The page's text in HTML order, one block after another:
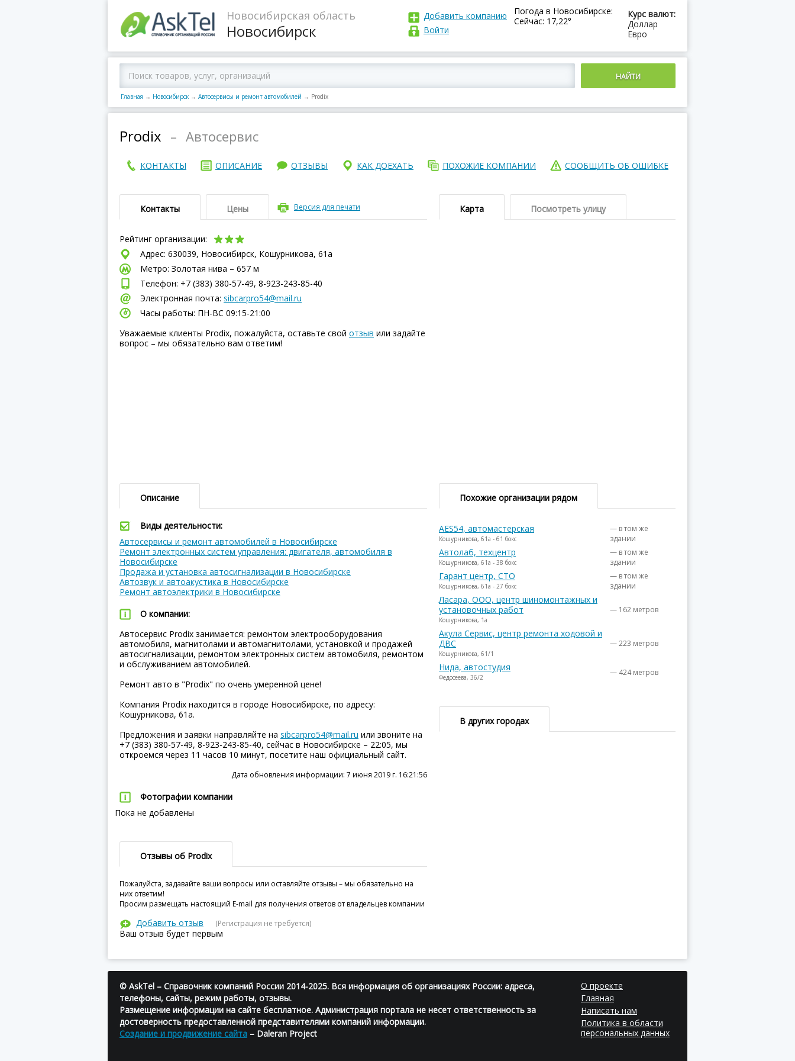
Новосибирская область
Новосибирск
Курс валют:
Доллар
Евро
Погода в Новосибирске:
Сейчас: 17,22°
Добавить компанию
Войти
Главная → Новосибирск → Автосервисы и ремонт автомобилей → Prodix
Prodix – Автосервис
КОНТАКТЫ ОПИСАНИЕ ОТЗЫВЫ КАК ДОЕХАТЬ ПОХОЖИЕ КОМПАНИИ СООБЩИТЬ ОБ ОШИБКЕ
Контакты Цены Версия для печати
Рейтинг организации:
Адрес: 630039, Новосибирск, Кошурникова, 61а
Метро: Золотая нива – 657 м
Телефон: +7 (383) 380-57-49, 8-923-243-85-40
Электронная почта: sibcarpro54@mail.ru
Часы работы: ПН-ВC 09:15-21:00
Уважаемые клиенты Prodix, пожалуйста, оставьте свой отзыв или задайте
вопрос – мы обязательно вам ответим!
Карта Посмотреть улицу
Описание
Виды деятельности:
Автосервисы и ремонт автомобилей в Новосибирске
Ремонт электронных систем управления: двигателя, автомобиля в
Новосибирске
Продажа и установка автосигнализации в Новосибирске
Автозвук и автоакустика в Новосибирске
Ремонт автоэлектрики в Новосибирске
О компании:
Автосервис Prodix занимается: ремонтом электрооборудования
автомобиля, магнитолами и автомагнитолами, установкой и продажей
автосигнализации, ремонтом электронных систем автомобиля, ремонтом
и обслуживанием автомобилей.
Ремонт авто в "Prodix" по очень умеренной цене!
Компания Prodix находится в городе Новосибирске, по адресу:
Кошурникова, 61а.
Предложения и заявки направляйте на sibcarpro54@mail.ru или звоните на
+7 (383) 380-57-49, 8-923-243-85-40, сейчас в Новосибирске – 22:05, мы
откроемся через 11 часов 10 минут, посетите наш официальный сайт.
Дата обновления информации: 7 июня 2019 г. 16:21:56
Фотографии компании
Пока не добавлены
Отзывы об Prodix
Пожалуйста, задавайте ваши вопросы или оставляйте отзывы – мы обязательно на
них ответим!
Просим размещать настоящий E-mail для получения ответов от владельцев компании
Добавить отзыв (Регистрация не требуется)
Ваш отзыв будет первым
Похожие организации рядом
AES54, автомастерская
Кошурникова, 61а - 61 бокс
— в том же
здании
Автолаб, техцентр
Кошурникова, 61а - 38 бокс
— в том же
здании
Гарант центр, СТО
Кошурникова, 61а - 27 бокс
— в том же
здании
Ласара, ООО, центр шиномонтажных и
установочных работ
Кошурникова, 1а
— 162 метров
Акула Сервис, центр ремонта ходовой и
ДВС
Кошурникова, 61/1
— 223 метров
Нида, автостудия
Федосеева, 36/2 — 424 метров
В других городах
© AskTel – Справочник компаний России 2014-2025. Вся информация об организациях России: адреса,
телефоны, сайты, режим работы, отзывы.
Размещение информации на сайте бесплатное. Администрация портала не несет ответственность за
достоверность предоставленной представителями компаний информации.
Создание и продвижение сайта – Daleran Project
О проекте
Главная
Написать нам
Политика в области
персональных данных